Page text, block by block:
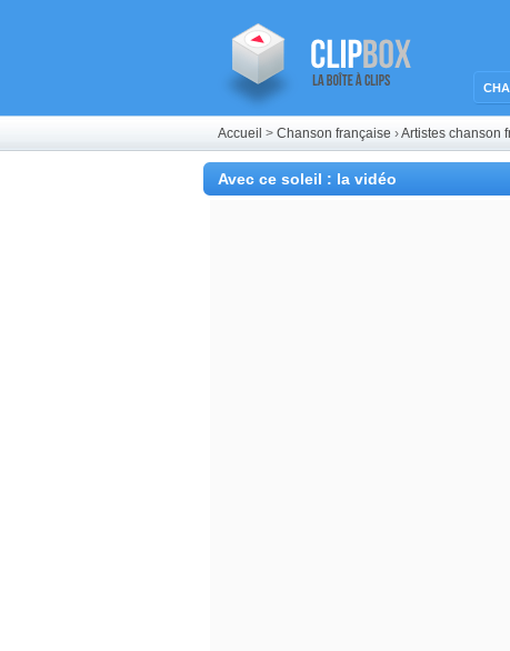
Accueil > Chanson française ›Artistes chanson
Avec ce soleil : la vidéo